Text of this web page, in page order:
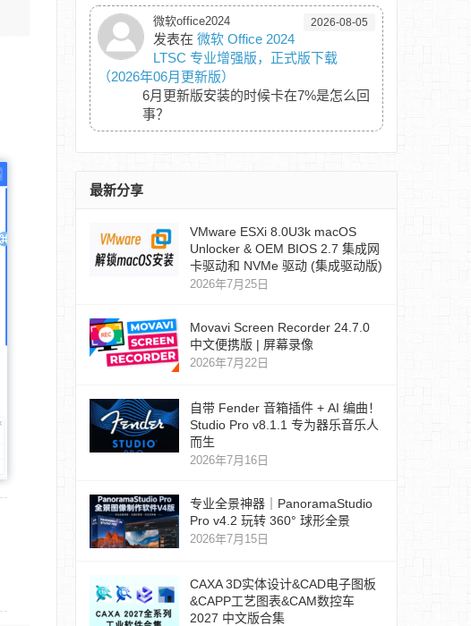
微软office2024 2026-08-05
发表在 微软 Office 2024
LTSC 专业增强版，正式版下载
（2026年06月更新版）
6月更新版安装的时候卡在7%是怎么回
事？
最新分享
VMware ESXi 8.0U3k macOS
Unlocker & OEM BIOS 2.7 集成网
卡驱动和 NVMe 驱动 (集成驱动版)
2026年7月25日
Movavi Screen Recorder 24.7.0
中文便携版 | 屏幕录像
2026年7月22日
自带 Fender 音箱插件 + AI 编曲！
Studio Pro v8.1.1 专为器乐音乐人
而生
2026年7月16日
专业全景神器｜PanoramaStudio
Pro v4.2 玩转 360° 球形全景
2026年7月15日
CAXA 3D实体设计&CAD电子图板
&CAPP工艺图表&CAM数控车
2027 中文版合集